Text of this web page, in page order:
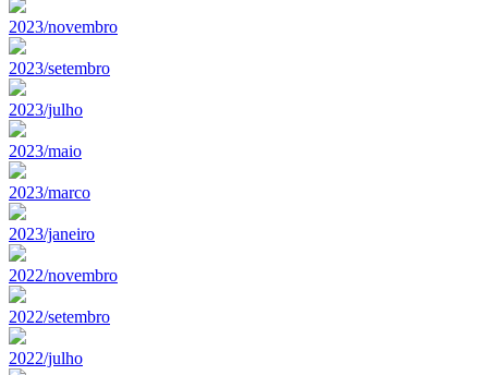
2023/novembro
2023/setembro
2023/julho
2023/maio
2023/marco
2023/janeiro
2022/novembro
2022/setembro
2022/julho